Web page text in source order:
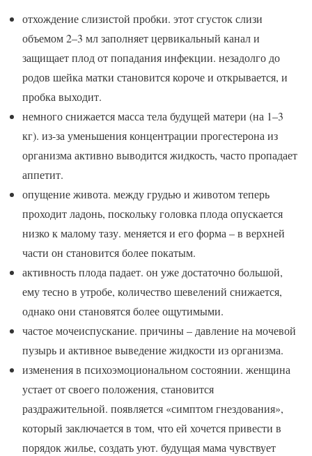
отхождение слизистой пробки. этот сгусток слизи
объемом 2–3 мл заполняет цервикальный канал и
защищает плод от попадания инфекции. незадолго до
родов шейка матки становится короче и открывается, и
пробка выходит.
немного снижается масса тела будущей матери (на 1–3
кг). из-за уменьшения концентрации прогестерона из
организма активно выводится жидкость, часто пропадает
аппетит.
опущение живота. между грудью и животом теперь
проходит ладонь, поскольку головка плода опускается
низко к малому тазу. меняется и его форма – в верхней
части он становится более покатым.
активность плода падает. он уже достаточно большой,
ему тесно в утробе, количество шевелений снижается,
однако они становятся более ощутимыми.
частое мочеиспускание. причины – давление на мочевой
пузырь и активное выведение жидкости из организма.
изменения в психоэмоциональном состоянии. женщина
устает от своего положения, становится
раздражительной. появляется «симптом гнездования»,
который заключается в том, что ей хочется привести в
порядок жилье, создать уют. будущая мама чувствует